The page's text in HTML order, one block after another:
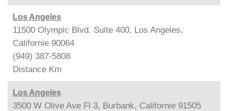
Los Angeles
11500 Olympic Blvd. Suite 400, Los Angeles,
Californie 90064
(949) 387-5808
Distance Km
Los Angeles
3500 W Olive Ave Fl 3, Burbank, Californie 91505